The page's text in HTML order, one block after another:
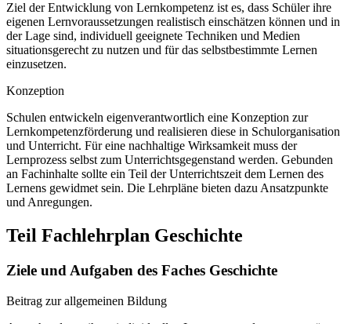
Ziel der Entwicklung von Lernkompetenz ist es, dass Schüler ihre
eigenen Lernvoraussetzungen realistisch einschätzen können und in
der Lage sind, individuell geeignete Techniken und Medien
situationsgerecht zu nutzen und für das selbstbestimmte Lernen
einzusetzen.
Konzeption
Schulen entwickeln eigenverantwortlich eine Konzeption zur
Lernkompetenzförderung und realisieren diese in Schulorganisation
und Unterricht. Für eine nachhaltige Wirksamkeit muss der
Lernprozess selbst zum Unterrichtsgegenstand werden. Gebunden
an Fachinhalte sollte ein Teil der Unterrichtszeit dem Lernen des
Lernens gewidmet sein. Die Lehrpläne bieten dazu Ansatzpunkte
und Anregungen.
Teil Fachlehrplan Geschichte
Ziele und Aufgaben des Faches Geschichte
Beitrag zur allgemeinen Bildung